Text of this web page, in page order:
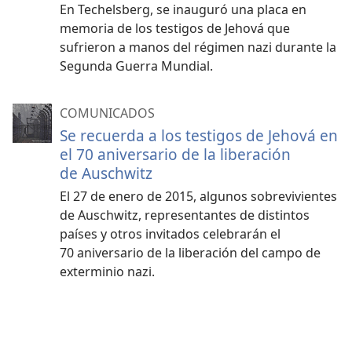
En Techelsberg, se inauguró una placa en
memoria de los testigos de Jehová que
sufrieron a manos del régimen nazi durante la
Segunda Guerra Mundial.
COMUNICADOS
Se recuerda a los testigos de Jehová en
el 70 aniversario de la liberación
de Auschwitz
El 27 de enero de 2015, algunos sobrevivientes
de Auschwitz, representantes de distintos
países y otros invitados celebrarán el
70 aniversario de la liberación del campo de
exterminio nazi.